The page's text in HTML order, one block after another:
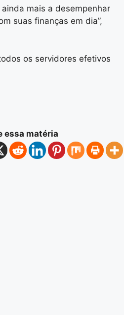
mais a desempenhar
suas finanças em dia”,
os servidores efetivos
essa matéria